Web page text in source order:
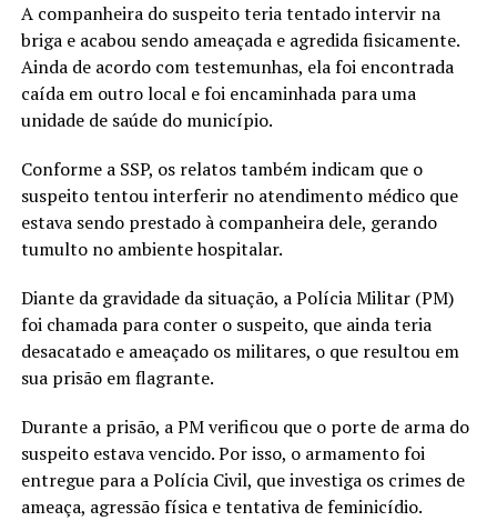
A companheira do suspeito teria tentado intervir na
briga e acabou sendo ameaçada e agredida fisicamente.
Ainda de acordo com testemunhas, ela foi encontrada
caída em outro local e foi encaminhada para uma
unidade de saúde do município.
Conforme a SSP, os relatos também indicam que o
suspeito tentou interferir no atendimento médico que
estava sendo prestado à companheira dele, gerando
tumulto no ambiente hospitalar.
Diante da gravidade da situação, a Polícia Militar (PM)
foi chamada para conter o suspeito, que ainda teria
desacatado e ameaçado os militares, o que resultou em
sua prisão em flagrante.
Durante a prisão, a PM verificou que o porte de arma do
suspeito estava vencido. Por isso, o armamento foi
entregue para a Polícia Civil, que investiga os crimes de
ameaça, agressão física e tentativa de feminicídio.